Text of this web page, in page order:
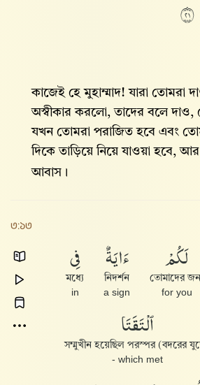
١٢
কাজেই হে মুহাম্মাদ! যারা তোমরা
অস্বীকার করলো, তাদের বলে দাও,
যখন তোমরা পরাজিত হবে এবং
দিকে তাড়িয়ে নিয়ে যাওয়া হবে, আর
আবাস।
৩:১৩
لَكُمْ
তোমাদের
for you
ءَايَةٌ
নিদর্শন
a sign
فِى
মধ্যে
in
ٱلْتَقَتَا
সম্মুখীন হয়েছিল পরস্পর (বদরের
which met -